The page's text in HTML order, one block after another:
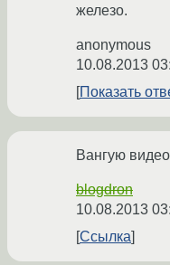
железо.
anonymous
10.08.2013
Показать
Вангую
blogdron
10.08.2013
Ссылка